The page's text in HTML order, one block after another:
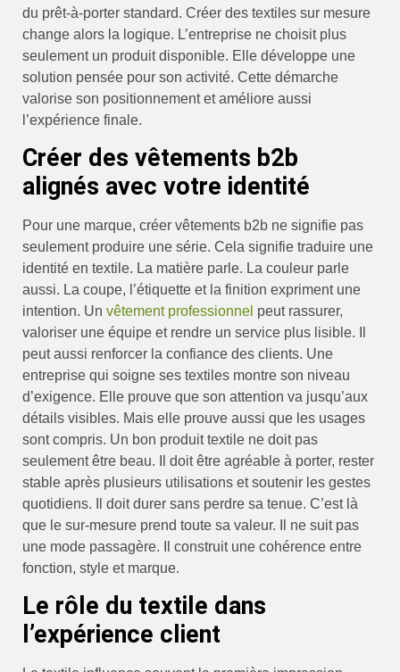
du prêt-à-porter standard. Créer des textiles sur mesure
change alors la logique. L’entreprise ne choisit plus
seulement un produit disponible. Elle développe une
solution pensée pour son activité. Cette démarche
valorise son positionnement et améliore aussi
l’expérience finale.
Créer des vêtements b2b
alignés avec votre identité
Pour une marque, créer vêtements b2b ne signifie pas
seulement produire une série. Cela signifie traduire une
identité en textile. La matière parle. La couleur parle
aussi. La coupe, l’étiquette et la finition expriment une
intention. Un vêtement professionnel peut rassurer,
valoriser une équipe et rendre un service plus lisible. Il
peut aussi renforcer la confiance des clients. Une
entreprise qui soigne ses textiles montre son niveau
d’exigence. Elle prouve que son attention va jusqu’aux
détails visibles. Mais elle prouve aussi que les usages
sont compris. Un bon produit textile ne doit pas
seulement être beau. Il doit être agréable à porter, rester
stable après plusieurs utilisations et soutenir les gestes
quotidiens. Il doit durer sans perdre sa tenue. C’est là
que le sur-mesure prend toute sa valeur. Il ne suit pas
une mode passagère. Il construit une cohérence entre
fonction, style et marque.
Le rôle du textile dans
l’expérience client